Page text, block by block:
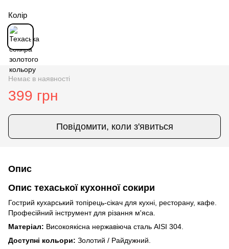
Колір
Немає в наявності
399 грн
Повідомити, коли з'явиться
Опис
Опис техаської кухонної сокири
Гострий кухарський топірець-сікач для кухні, ресторану, кафе.
Професійний інструмент для різання м'яса.
Матеріал: Високоякісна нержавіюча сталь AISI 304.
Доступні кольори: Золотий / Райдужний.